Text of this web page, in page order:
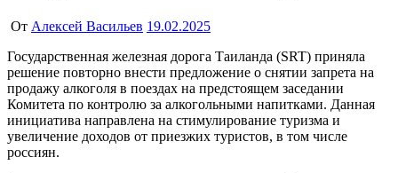
От Алексей Васильев 19.02.2025
Государственная железная дорога Таиланда (SRT) приняла
решение повторно внести предложение о снятии запрета на
продажу алкоголя в поездах на предстоящем заседании
Комитета по контролю за алкогольными напитками. Данная
инициатива направлена на стимулирование туризма и
увеличение доходов от приезжих туристов, в том числе
россиян.